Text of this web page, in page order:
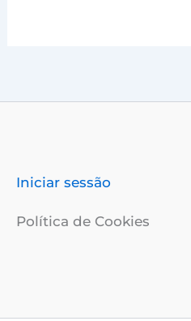
Iniciar sessão
Política de Cookies